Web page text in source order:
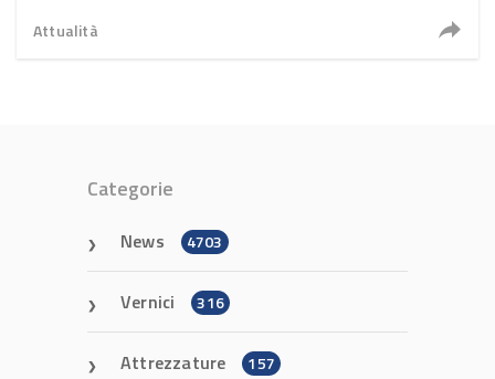
Attualità
Categorie
News 4703
Vernici 316
Attrezzature 157